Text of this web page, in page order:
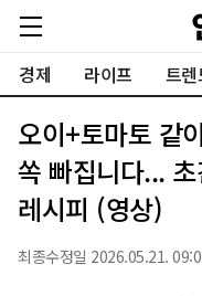
경제 라이프 트렌
오이+토마토 같
쏙 빠집니다...
레시피 (영상)
최종수정일 2026.05.21.